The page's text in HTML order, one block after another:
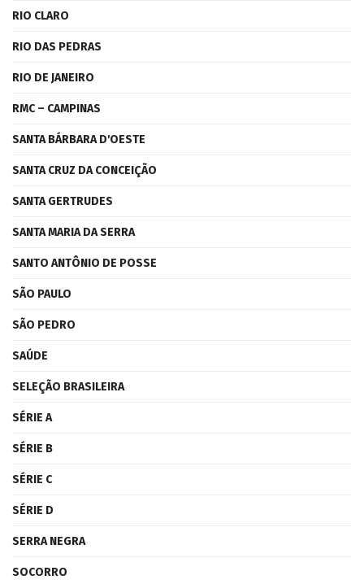
RIO CLARO
RIO DAS PEDRAS
RIO DE JANEIRO
RMC – CAMPINAS
SANTA BÁRBARA D'OESTE
SANTA CRUZ DA CONCEIÇÃO
SANTA GERTRUDES
SANTA MARIA DA SERRA
SANTO ANTÔNIO DE POSSE
SÃO PAULO
SÃO PEDRO
SAÚDE
SELEÇÃO BRASILEIRA
SÉRIE A
SÉRIE B
SÉRIE C
SÉRIE D
SERRA NEGRA
SOCORRO